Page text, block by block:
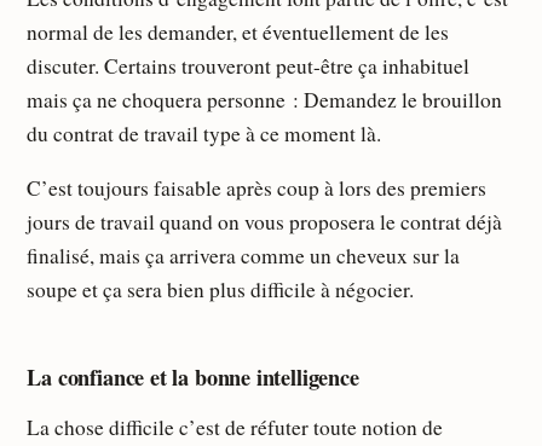
normal de les demander, et éventuellement de les
discuter. Certains trouveront peut-être ça inhabituel
mais ça ne choquera personne : Demandez le brouillon
du contrat de travail type à ce moment là.
C’est toujours faisable après coup à lors des premiers
jours de travail quand on vous proposera le contrat déjà
finalisé, mais ça arrivera comme un cheveux sur la
soupe et ça sera bien plus difficile à négocier.
La confiance et la bonne intelligence
La chose difficile c’est de réfuter toute notion de